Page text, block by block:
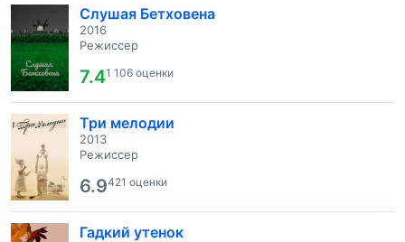
Слушая Бетховена
2016
Режиссер
7.41 106 оценки
Три мелодии
2013
Режиссер
6.9421 оценки
Гадкий утенок